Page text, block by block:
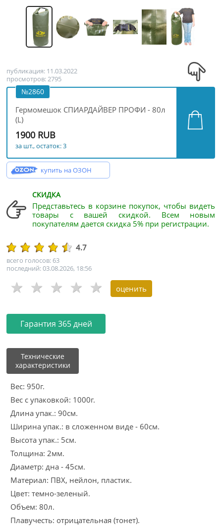
публикация: 11.03.2022
просмотров: 2795
№2860
Гермомешок СПИАРДАЙВЕР ПРОФИ - 80л
(L)
1900 RUB
за шт., остаток: 3
купить на ОЗОН
СКИДКА
Представьтесь в корзине покупок, чтобы видеть
товары с вашей скидкой. Всем новым
покупателям дается скидка 5% при регистрации.
4.7
всего голосов: 63
последний: 03.08.2026, 18:56
Гарантия 365 дней
Технические
характеристики
Вес: 950г.
Вес с упаковкой: 1000г.
Длина упак.: 90см.
Ширина упак.: в сложенном виде - 60см.
Высота упак.: 5см.
Толщина: 2мм.
Диаметр: дна - 45см.
Материал: ПВХ, нейлон, пластик.
Цвет: темно-зеленый.
Объем: 80л.
Плавучесть: отрицательная (тонет).